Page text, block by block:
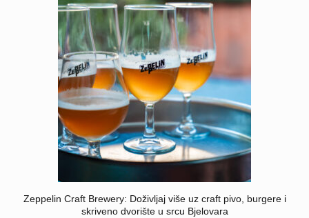
Zeppelin Craft Brewery: Doživljaj više uz craft pivo, burgere i
skriveno dvorište u srcu Bjelovara